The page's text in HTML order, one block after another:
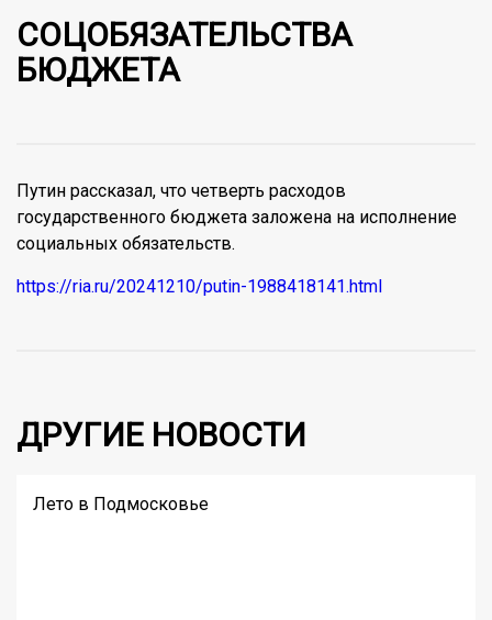
СОЦОБЯЗАТЕЛЬСТВА
БЮДЖЕТА
Путин рассказал, что четверть расходов
государственного бюджета заложена на исполнение
социальных обязательств.
https://ria.ru/20241210/putin-1988418141.html
ДРУГИЕ НОВОСТИ
Лето в Подмосковье